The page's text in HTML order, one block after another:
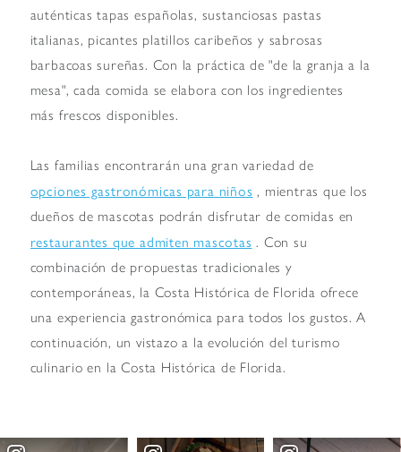
auténticas tapas españolas, sustanciosas pastas
italianas, picantes platillos caribeños y sabrosas
barbacoas sureñas. Con la práctica de "de la granja a la
mesa", cada comida se elabora con los ingredientes
más frescos disponibles.
Las familias encontrarán una gran variedad de
opciones gastronómicas para niños , mientras que los
dueños de mascotas podrán disfrutar de comidas en
restaurantes que admiten mascotas . Con su
combinación de propuestas tradicionales y
contemporáneas, la Costa Histórica de Florida ofrece
una experiencia gastronómica para todos los gustos. A
continuación, un vistazo a la evolución del turismo
culinario en la Costa Histórica de Florida.